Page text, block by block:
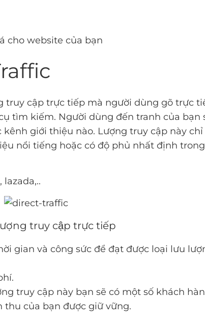
cho website của bạn
truy cập trực tiếp mà người dùng gõ trực
tìm kiếm. Người dùng đến tranh của bạn
giới thiệu nào. Lượng truy cập này
nổi tiếng hoặc có độ phủ nhất định
lazada,..
truy cập trực tiếp
gian và công sức để đạt được loại lưu
truy cập này bạn sẽ có một số khách
thu của bạn được giữ vững.